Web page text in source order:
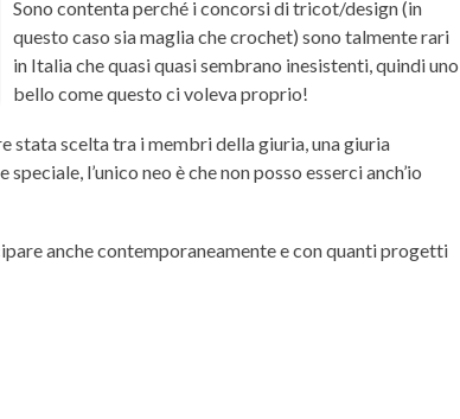
Sono contenta perché i concorsi di tricot/design (in
questo caso sia maglia che crochet) sono talmente rari
in Italia che quasi quasi sembrano inesistenti, quindi uno
bello come questo ci voleva proprio!
stata scelta tra i membri della giuria, una giuria
l’unico neo è che non posso esserci anch’io
anche contemporaneamente e con quanti progetti